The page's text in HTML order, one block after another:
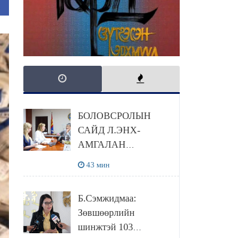
БОЛОВСРОЛЫН
САЙД Л.ЭНХ-
АМГАЛАН
УУЛЗЛАА
43 мин
Б.Сэмжидмаа:
Зөвшөөрлийн
шинжтэй 103